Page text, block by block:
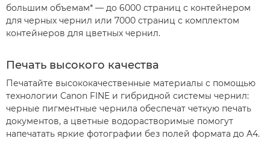
большим объемам* — до 6000 страниц с контейнером
для черных чернил или 7000 страниц с комплектом
контейнеров для цветных чернил.
Печать высокого качества
Печатайте высококачественные материалы с помощью
технологии Canon FINE и гибридной системы чернил:
черные пигментные чернила обеспечат четкую печать
документов, а цветные водорастворимые помогут
напечатать яркие фотографии без полей формата до A4.